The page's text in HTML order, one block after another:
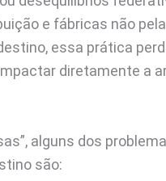
e fábricas não
essa prática
diretamente a
alguns dos
são: